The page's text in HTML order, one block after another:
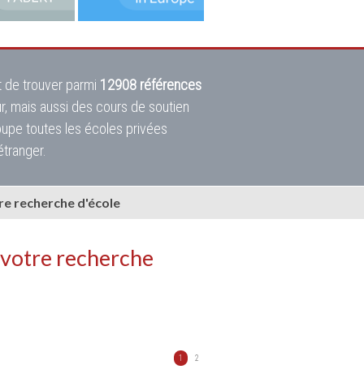
trouver parmi 12908 références
mais aussi des cours de soutien
toutes les écoles privées
recherche d'école
recherche
1 2